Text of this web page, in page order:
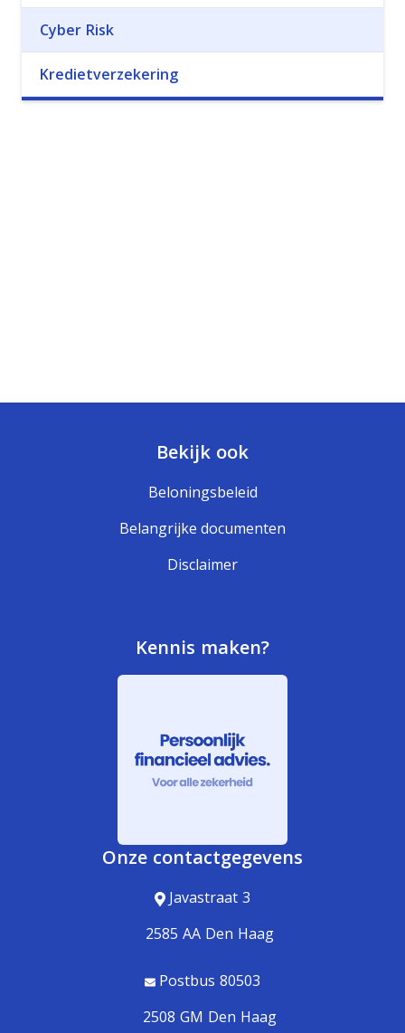
Cyber Risk
Kredietverzekering
Bekijk ook
Beloningsbeleid
Belangrijke documenten
Disclaimer
Kennis maken?
Onze contactgegevens
Javastraat 3
2585 AA Den Haag
Postbus 80503
2508 GM Den Haag